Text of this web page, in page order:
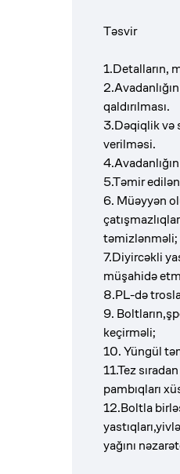
Təsvir
1.Detalların,
qaldırılması.
3.Dəqiqlik və
verilməsi.
5.Təmir
6. Müəyyən
təmizlənməli;
7.Diyircəkli
müşahidə
8.PL-də
9.
keçirməli;
10. Yüngül
11.Tez
pambıqları
12.Boltla
yağını